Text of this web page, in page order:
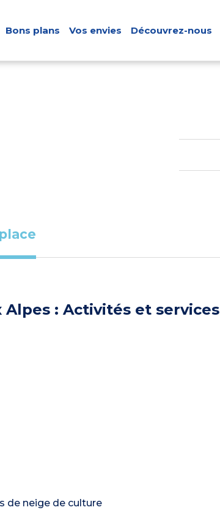
Bons plans Vos envies Découvrez-nous
Alpes : Activités et services
de neige de culture